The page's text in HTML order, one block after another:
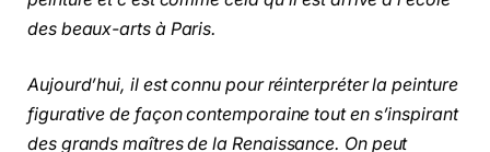
des beaux-arts à Paris.
Aujourd’hui, il est connu pour réinterpréter la peinture
figurative de façon contemporaine tout en s’inspirant
des grands maîtres de la Renaissance. On peut